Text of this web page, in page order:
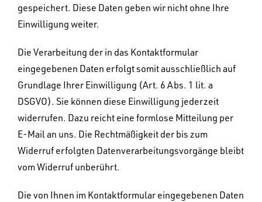
gespeichert. Diese Daten geben wir nicht ohne Ihre
Einwilligung weiter.
Die Verarbeitung der in das Kontaktformular
eingegebenen Daten erfolgt somit ausschließlich auf
Grundlage Ihrer Einwilligung (Art. 6 Abs. 1 lit. a
DSGVO). Sie können diese Einwilligung jederzeit
widerrufen. Dazu reicht eine formlose Mitteilung per
E-Mail an uns. Die Rechtmäßigkeit der bis zum
Widerruf erfolgten Datenverarbeitungsvorgänge bleibt
vom Widerruf unberührt.
Die von Ihnen im Kontaktformular eingegebenen Daten